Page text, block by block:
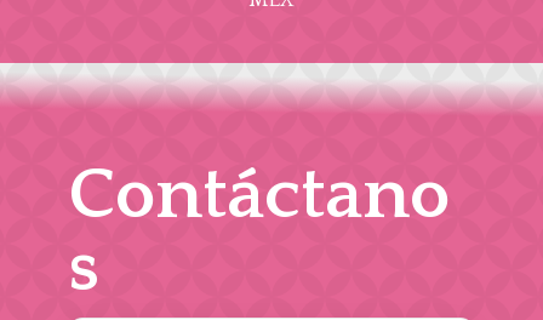
Contáctano
s